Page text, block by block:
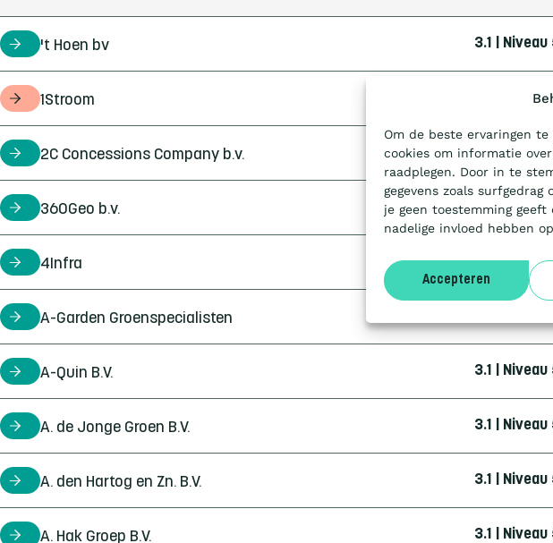
Om de beste ervaringen
cookies om informatie
raadplegen. Door in te
gegevens zoals
je geen toestemming
nadelige invloed hebben
Accepteren
certificaathouder
't Hoen bv 3.1 | Niveau
opdrachtgever
1Stroom
certificaathouder
2C Concessions Company b.v. 3.1 | Niveau
certificaathouder
360Geo b.v. 3.1 | Niveau
certificaathouder
4Infra 4.0 | Trede
certificaathouder
A-Garden Groenspecialisten
certificaathouder
A-Quin B.V. 3.1 | Niveau
certificaathouder
A. de Jonge Groen B.V. 3.1 | Niveau
certificaathouder
A. den Hartog en Zn. B.V. 3.1 | Niveau
certificaathouder
A. Hak Groep B.V. 3.1 | Niveau